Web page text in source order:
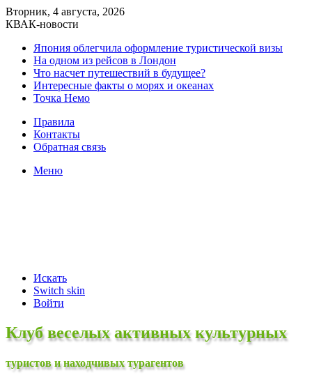
Вторник, 4 августа, 2026
КВАК-новости
Япония облегчила оформление туристической визы
На одном из рейсов в Лондон
Что насчет путешествий в будущее?
Интересные факты о морях и океанах
Точка Немо
Правила
Контакты
Обратная связь
Меню
Искать
Switch skin
Войти
Клуб веселых активных культурных
туристов и находчивых турагентов